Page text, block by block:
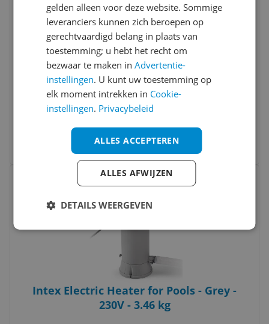
Intex Greywood Prism Frame Pool Set -
549 x 122 cm - Round
Intex Electric Heater for Pools - Grey -
230V - 3.46 kg
gelden alleen voor deze website. Sommige
leveranciers kunnen zich beroepen op
gerechtvaardigd belang in plaats van
toestemming; u hebt het recht om
bezwaar te maken inAdvertentie-
instellingen. U kunt uw toestemming op
elk moment intrekken in Cookie-
instellingen. Privacybeleid
ALLES ACCEPTEREN
ALLES AFWIJZEN
DETAILS WEERGEVEN